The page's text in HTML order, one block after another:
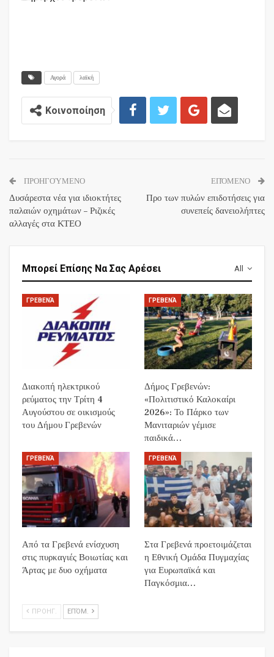
Αγορά λαϊκή
Κοινοποίηση
ΠΡΟΗΓΟΎΜΕΝΟ
Δυσάρεστα νέα για ιδιοκτήτες
παλαιών οχημάτων – Ριζικές
αλλαγές στα ΚΤΕΟ
ΕΠΌΜΕΝΟ
Προ των πυλών επιδοτήσεις για
συνεπείς δανειολήπτες
All
Μπορεί Επίσης Να Σας Αρέσει
ΓΡΕΒΕΝΆ
Διακοπή ηλεκτρικού
ρεύματος την Τρίτη 4
Αυγούστου σε οικισμούς
του Δήμου Γρεβενών
ΓΡΕΒΕΝΆ
Δήμος Γρεβενών:
«Πολιτιστικό Καλοκαίρι
2026»: Το Πάρκο των
Μανιταριών γέμισε
παιδικά…
ΓΡΕΒΕΝΆ
Από τα Γρεβενά ενίσχυση
στις πυρκαγιές Βοιωτίας και
Άρτας με δυο οχήματα
ΓΡΕΒΕΝΆ
Στα Γρεβενά προετοιμάζεται
η Εθνική Ομάδα Πυγμαχίας
για Ευρωπαϊκά και
Παγκόσμια…
ΠΡΟΗΓ. ΕΠΌΜ.